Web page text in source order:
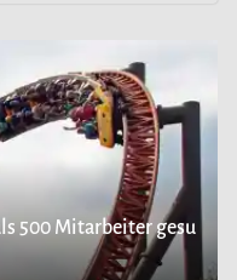
500 Mitarbeiter gesu